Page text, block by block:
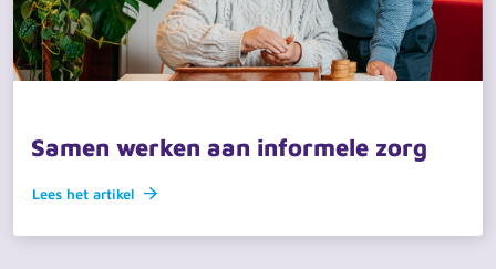
Samen werken aan informele zorg
Lees het artikel